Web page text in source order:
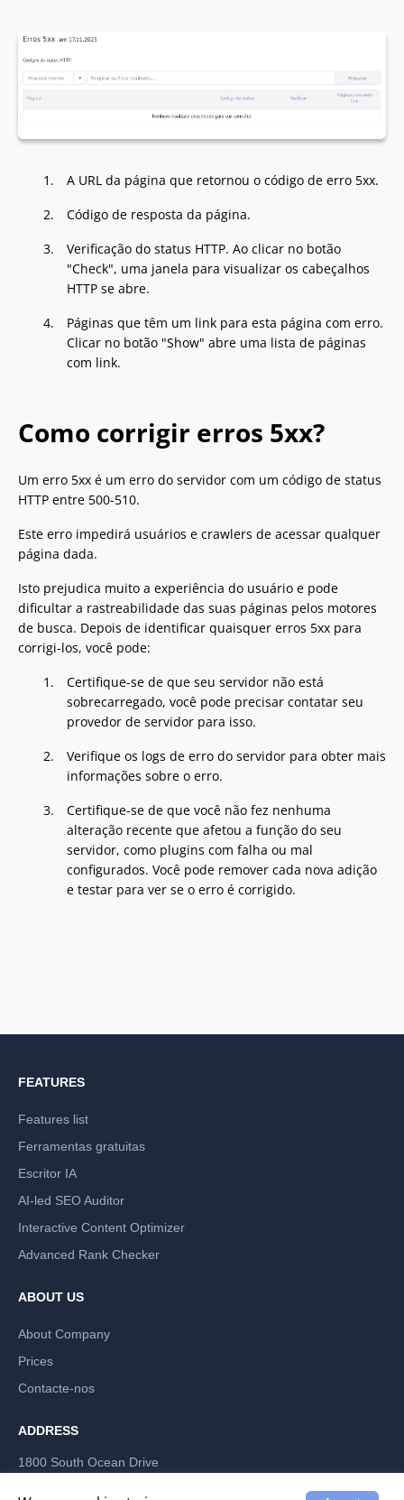
A URL da página que retornou o código de erro 5xx.
Código de resposta da página.
Verificação do status HTTP. Ao clicar no botão
"Check", uma janela para visualizar os cabeçalhos
HTTP se abre.
Páginas que têm um link para esta página com erro.
Clicar no botão "Show" abre uma lista de páginas
com link.
Como corrigir erros 5xx?
Um erro 5xx é um erro do servidor com um código de status
HTTP entre 500-510.
Este erro impedirá usuários e crawlers de acessar qualquer
página dada.
Isto prejudica muito a experiência do usuário e pode
dificultar a rastreabilidade das suas páginas pelos motores
de busca. Depois de identificar quaisquer erros 5xx para
corrigi-los, você pode:
Certifique-se de que seu servidor não está
sobrecarregado, você pode precisar contatar seu
provedor de servidor para isso.
Verifique os logs de erro do servidor para obter mais
informações sobre o erro.
Certifique-se de que você não fez nenhuma
alteração recente que afetou a função do seu
servidor, como plugins com falha ou mal
configurados. Você pode remover cada nova adição
e testar para ver se o erro é corrigido.
FEATURES
Features list
Ferramentas gratuitas
Escritor IA
AI-led SEO Auditor
Interactive Content Optimizer
Advanced Rank Checker
ABOUT US
About Company
Prices
Contacte-nos
ADDRESS
1800 South Ocean Drive
LABRIKA INC